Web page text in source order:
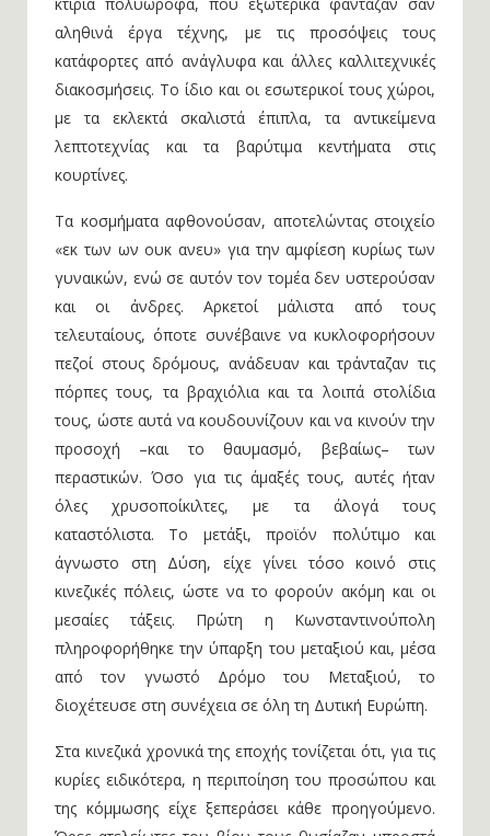
αληθινά έργα τέχνης, με τις προσόψεις τους
κατάφορτες από ανάγλυφα και άλλες καλλιτεχνικές
διακοσμήσεις. Το ίδιο και οι εσωτερικοί τους χώροι,
με τα εκλεκτά σκαλιστά έπιπλα, τα αντικείμενα
λεπτοτεχνίας και τα βαρύτιμα κεντήματα στις
κουρτίνες.
Τα κοσμήματα αφθονούσαν, αποτελώντας στοιχείο
«εκ των ων ουκ ανευ» για την αμφίεση κυρίως των
γυναικών, ενώ σε αυτόν τον τομέα δεν υστερούσαν
και οι άνδρες. Αρκετοί μάλιστα από τους
τελευταίους, όποτε συνέβαινε να κυκλοφορήσουν
πεζοί στους δρόμους, ανάδευαν και τράνταζαν τις
πόρπες τους, τα βραχιόλια και τα λοιπά στολίδια
τους, ώστε αυτά να κουδουνίζουν και να κινούν την
προσοχή –και το θαυμασμό, βεβαίως– των
περαστικών. Όσο για τις άμαξές τους, αυτές ήταν
όλες χρυσοποίκιλτες, με τα άλογά τους
καταστόλιστα. Το μετάξι, προϊόν πολύτιμο και
άγνωστο στη Δύση, είχε γίνει τόσο κοινό στις
κινεζικές πόλεις, ώστε να το φορούν ακόμη και οι
μεσαίες τάξεις. Πρώτη η Κωνσταντινούπολη
πληροφορήθηκε την ύπαρξη του μεταξιού και, μέσα
από τον γνωστό Δρόμο του Μεταξιού, το
διοχέτευσε στη συνέχεια σε όλη τη Δυτική Ευρώπη.
Στα κινεζικά χρονικά της εποχής τονίζεται ότι, για τις
κυρίες ειδικότερα, η περιποίηση του προσώπου και
της κόμμωσης είχε ξεπεράσει κάθε προηγούμενο.